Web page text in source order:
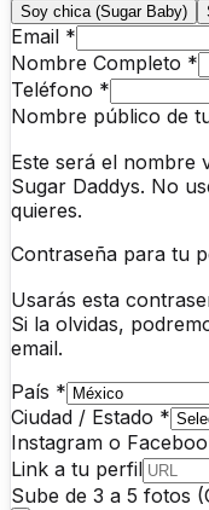
Soy chica (Sugar Baby)
Email *
Nombre Completo *
Teléfono *
Nombre público de
Este será el nombre
Sugar Daddys. No
quieres.
Contraseña para tu
Usarás esta
Si la olvidas,
email.
País *
Ciudad / Estado *
Instagram o
Link a tu perfil
Sube de 3 a 5 fotos